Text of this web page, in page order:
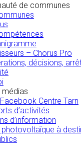
de communes
– Chorus Pro
décisions,
médias
Centre Tarn
d’activités
d’information
photovoltaïque à